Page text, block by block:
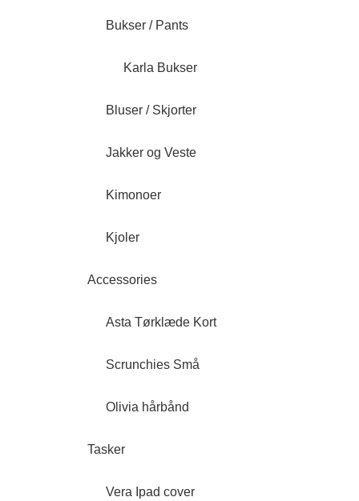
Bukser / Pants
Karla Bukser
Bluser / Skjorter
Jakker og Veste
Kimonoer
Kjoler
Accessories
Asta Tørklæde Kort
Scrunchies Små
Olivia hårbånd
Tasker
Vera Ipad cover